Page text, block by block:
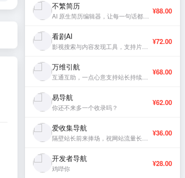
不繁简历 ¥88.00
看剧AI ¥72.00
万维引航 ¥68.00
易导航
你还不来多一个收录吗？
¥62.00
爱收集导航 ¥36.00
开发者导航
鸡哔你
¥28.00